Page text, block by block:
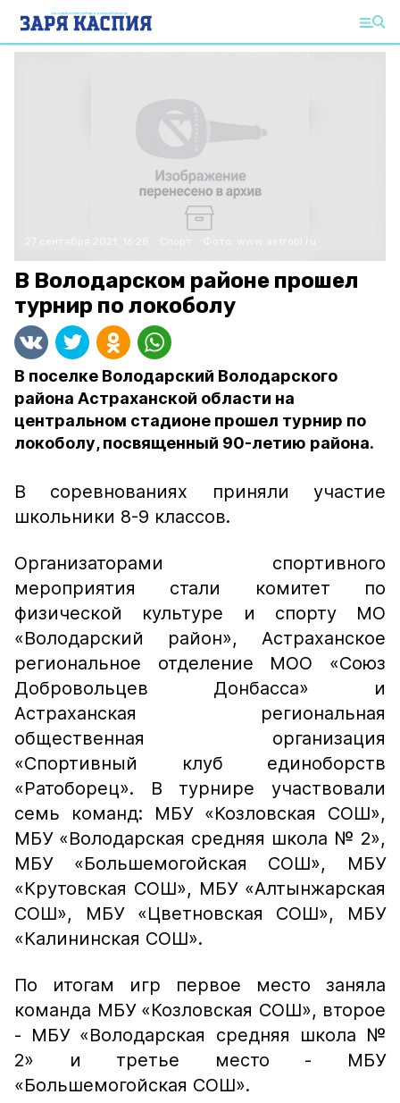
В Володарском районе прошел
В поселке Володарский Володарского
района Астраханской области на
центральном стадионе прошел турнир по
локоболу, посвященный 90-летию района.
В соревнованиях приняли участие
школьники 8-9 классов.
Организаторами спортивного
мероприятия стали комитет по
физической культуре и спорту МО
«Володарский район», Астраханское
региональное отделение МОО «Союз
Добровольцев Донбасса» и
Астраханская региональная
общественная организация
«Спортивный клуб единоборств
«Ратоборец». В турнире участвовали
семь команд: МБУ «Козловская СОШ»,
МБУ «Володарская средняя школа № 2»,
МБУ «Большемогойская СОШ», МБУ
«Крутовская СОШ», МБУ «Алтынжарская
СОШ», МБУ «Цветновская СОШ», МБУ
«Калининская СОШ».
По итогам игр первое место заняла
команда МБУ «Козловская СОШ», второе
- МБУ «Володарская средняя школа №
2» и третье место - МБУ
«Большемогойская СОШ».